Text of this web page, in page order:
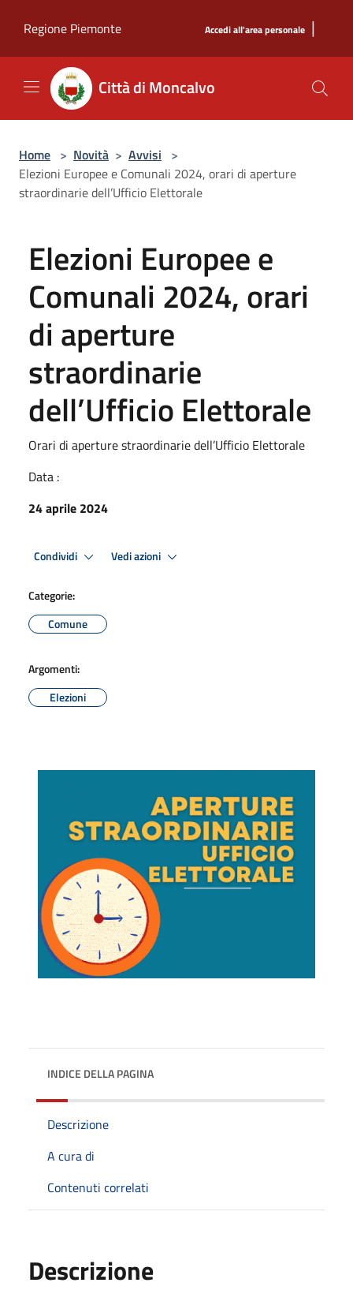
Regione Piemonte
Accedi all'area personale |
Città di Moncalvo
Home > Novità > Avvisi >
Elezioni Europee e Comunali 2024, orari di aperture
straordinarie dell’Ufficio Elettorale
Elezioni Europee e
Comunali 2024, orari
di aperture
straordinarie
dell’Ufficio Elettorale
Orari di aperture straordinarie dell’Ufficio Elettorale
Data :
24 aprile 2024
Condividi Vedi azioni
Categorie:
Comune
Argomenti:
Elezioni
INDICE DELLA PAGINA
Descrizione
A cura di
Contenuti correlati
Descrizione